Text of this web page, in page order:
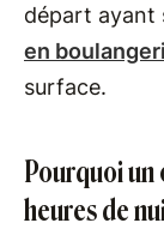
départ ayant
en
surface.
Pourquoi un
heures de